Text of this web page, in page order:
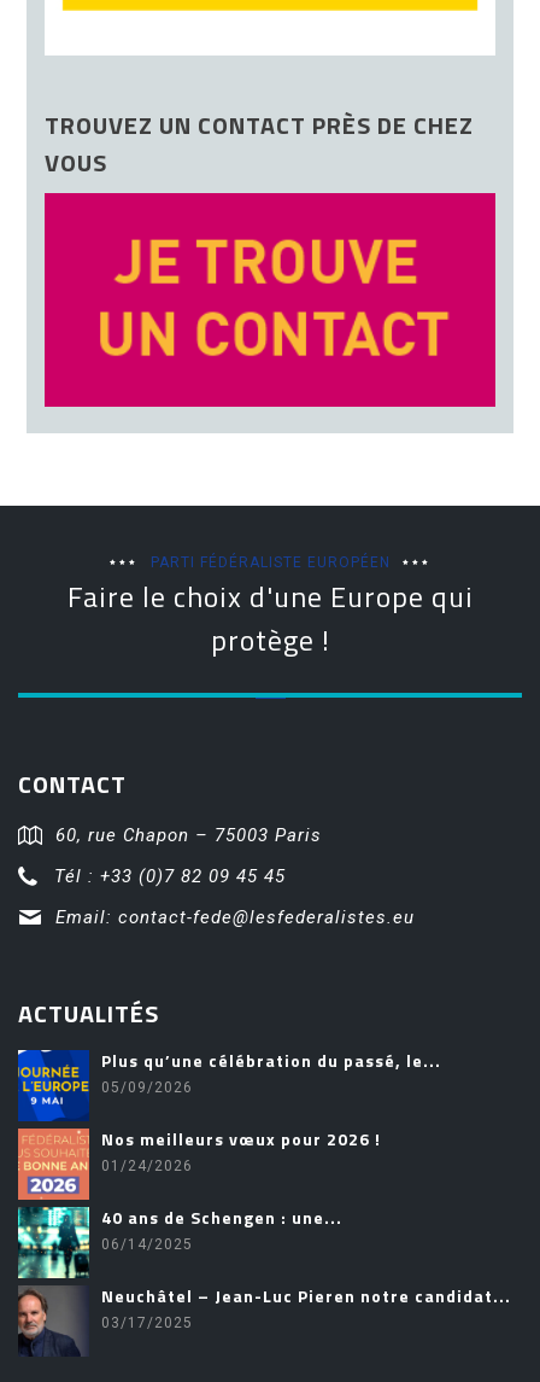
TROUVEZ UN CONTACT PRÈS DE CHEZ
VOUS
PARTI FÉDÉRALISTE EUROPÉEN
Faire le choix d'une Europe qui
protège !
CONTACT
60, rue Chapon – 75003 Paris
Tél : +33 (0)7 82 09 45 45
Email: contact-fede@lesfederalistes.eu
ACTUALITÉS
Plus qu’une célébration du passé, le...
05/09/2026
Nos meilleurs vœux pour 2026 !
01/24/2026
40 ans de Schengen : une...
06/14/2025
Neuchâtel – Jean-Luc Pieren notre candidat...
03/17/2025